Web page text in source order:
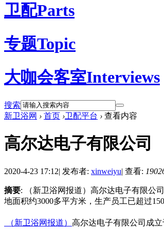
卫配Parts
专题Topic
大咖会客室Interviews
搜索
新卫浴网 › 首页 ›卫配平台 › 查看内容
高尔达电子有限公司
2020-4-23 17:12| 发布者: xinweiyu| 查看:
摘要: （新卫浴网报道）高尔达电子有限公
地面积约3000多平方米，生产员工已超过
（新卫浴网报道） 高尔达电子有限公司成